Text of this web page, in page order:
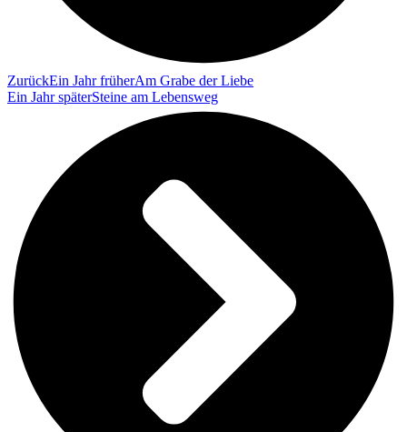
ZurückEin Jahr früherAm Grabe der Liebe
Ein Jahr späterSteine am Lebensweg